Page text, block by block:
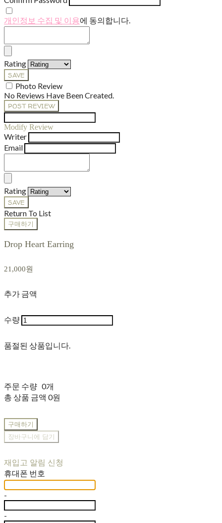
개인정보 수집 및 이용에 동의합니다.
Rating
SAVE
Photo Review
No Reviews Have Been Created.
POST REVIEW
Modify Review
Writer
Email
Rating
SAVE
Return To List
구매하기
Drop Heart Earring
21,000원
추가 금액
수량
품절된 상품입니다.
주문 수량 0개
총 상품 금액 0원
구매하기
장바구니에 담기
재입고 알림 신청
휴대폰 번호
-
-